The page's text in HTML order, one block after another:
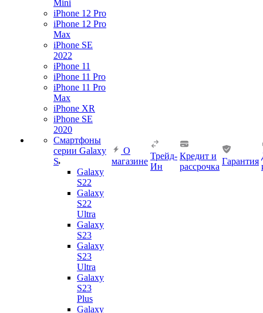
Mini
iPhone 12 Pro
iPhone 12 Pro
Max
iPhone SE
2022
iPhone 11
iPhone 11 Pro
iPhone 11 Pro
Max
iPhone XR
iPhone SE
2020
Смартфоны
серии Galaxy
S
Galaxy
S22
Galaxy
S22
Ultra
Galaxy
S23
Galaxy
S23
Ultra
Galaxy
S23
Plus
Galaxy
О
магазине
Трейд-
Ин
Кредит и
рассрочка
Гарантия